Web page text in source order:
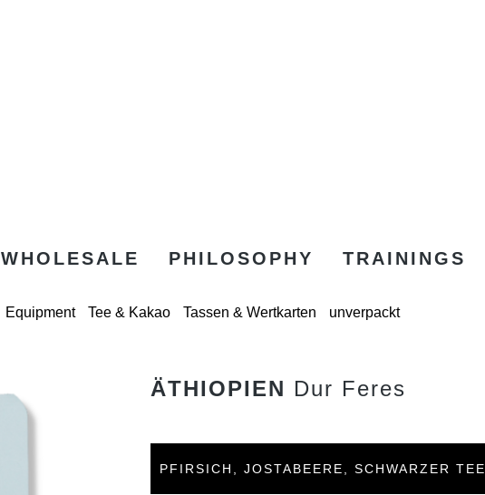
WHOLESALE PHILOSOPHY TRAININGS
Equipment Tee & Kakao Tassen & Wertkarten unverpackt
ÄTHIOPIEN Dur Feres
PFIRSICH, JOSTABEERE, SCHWARZER TEE